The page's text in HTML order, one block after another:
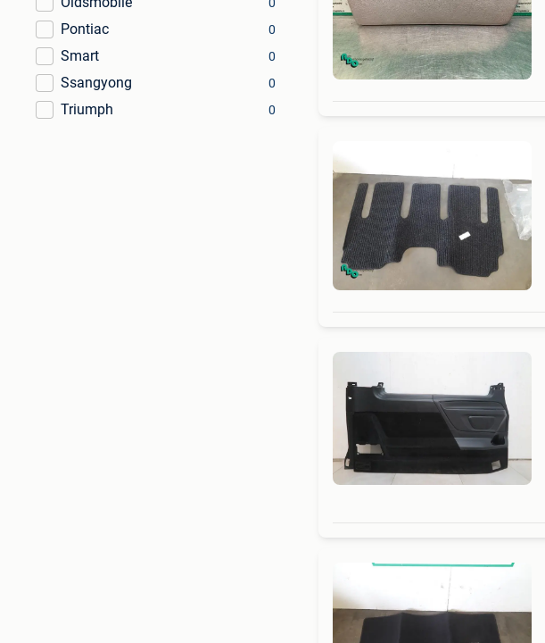
Pontiac 0
Smart 0
Ssangyong 0
Triumph 0